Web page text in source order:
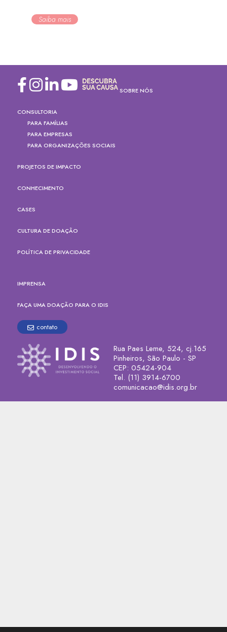
Saiba mais
SOBRE NÓS
CONSULTORIA
PARA FAMÍLIAS
PARA EMPRESAS
PARA ORGANIZAÇÕES SOCIAIS
PROJETOS DE IMPACTO
CONHECIMENTO
CASES
CULTURA DE DOAÇÃO
POLÍTICA DE PRIVACIDADE
IMPRENSA
FAÇA UMA DOAÇÃO PARA O IDIS
contato
Rua Paes Leme, 524, cj.165
Pinheiros, São Paulo - SP
CEP: 05424-904
Tel. (11) 3914-6700
comunicacao@idis.org.br